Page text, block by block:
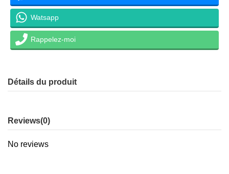
Watsapp
Rappelez-moi
Détails du produit
Reviews(0)
No reviews